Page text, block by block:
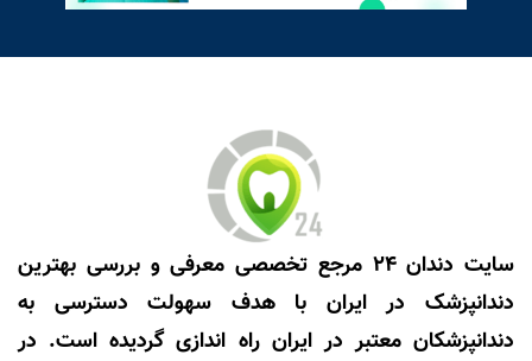
سایت دندان 24 مرجع تخصصی معرفی و بررسی بهترین
دندانپزشک در ایران با هدف سهولت دسترسی به
دندانپزشکان معتبر در ایران راه اندازی گردیده است. در